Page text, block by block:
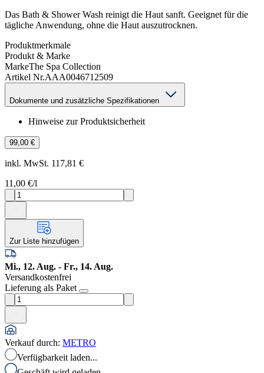
Das Bath & Shower Wash reinigt die Haut sanft. Geeignet für die
tägliche Anwendung, ohne die Haut auszutrocknen.
Produktmerkmale
Produkt & Marke
MarkeThe Spa Collection
Artikel Nr.AAA0046712509
Dokumente und zusätzliche Spezifikationen
Hinweise zur Produktsicherheit
99,00 €
inkl. MwSt. 117,81 €
11,00 €/l
Zur Liste hinzufügen
Mi., 12. Aug. - Fr., 14. Aug.
Versandkostenfrei
Lieferung als Paket
Verkauf durch: METRO
Verfügbarkeit laden...